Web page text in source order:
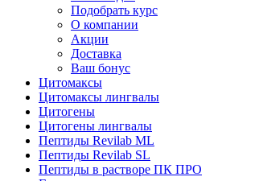
Подобрать курс
О компании
Акции
Доставка
Ваш бонус
Цитомаксы
Цитомаксы лингвалы
Цитогены
Цитогены лингвалы
Пептиды Revilab ML
Пептиды Revilab SL
Пептиды в растворе ПК ПРО